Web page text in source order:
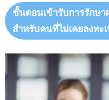
ขั้นตอนเข้ารับการรักษา
สำหรับคนที่ไม่เคยลงทะ